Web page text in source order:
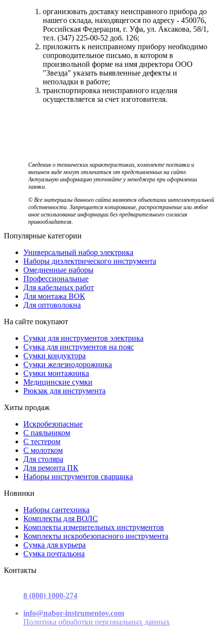
организовать доставку неисправного прибора до
нашего склада, находящегося по адресу - 450076,
Российская Федерация, г. Уфа, ул. Аксакова, 58/1,
тел. (347) 225-00-52 доб. 126;
приложить к неисправному прибору необходимо
сопроводительное письмо, в котором в
произвольной форме на имя директора ООО
"Звезда" указать выявленные дефекты и
неполадки в работе;
транспортировка неисправного изделия
осуществляется за счет изготовителя.
Сведения о технических характеристиках, комплекте поставки и
внешнем виде могут отличаться от представленных на сайте.
Актуальную информацию уточняйте у менеджера при оформлении
заявки.
© Все материалы данного сайта являются объектами интеллектуальной
собственности. Запрещается копирование, распространение или любое
иное использование информации без предварительного согласия
правообладателя.
Популярные категории
Универсальный набор электрика
Наборы диэлектрического инструмента
Омедненные наборы
Профессиональные
Для кабельных работ
Для монтажа ВОК
Для оптоволокна
На сайте покупают
Сумки для инструментов электрика
Сумка для инструментов на пояс
Сумки кондуктора
Сумки железнодорожника
Сумки монтажника
Медицинские сумки
Рюкзак для инструмента
Хиты продаж
Искробезопасные
С паяльником
С тестером
С молотком
Для столяра
Для ремонта ПК
Наборы инструментов сварщика
Новинки
Наборы сантехника
Комплекты для ВОЛС
Комплекты измерительных инструментов
Комплекты искробезопасного инструмента
Сумка для курьера
Сумка почтальона
Контакты
8 (800) 1000-274
info@nabor-instrumentov.com
Политика обработки персональных данных